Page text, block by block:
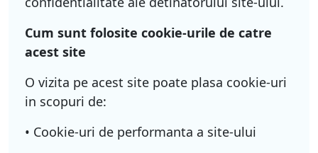
Cum sunt folosite cookie-urile de catre
acest site
O vizita pe acest site poate plasa cookie-uri
in scopuri de:
• Cookie-uri de performanta a site-ului